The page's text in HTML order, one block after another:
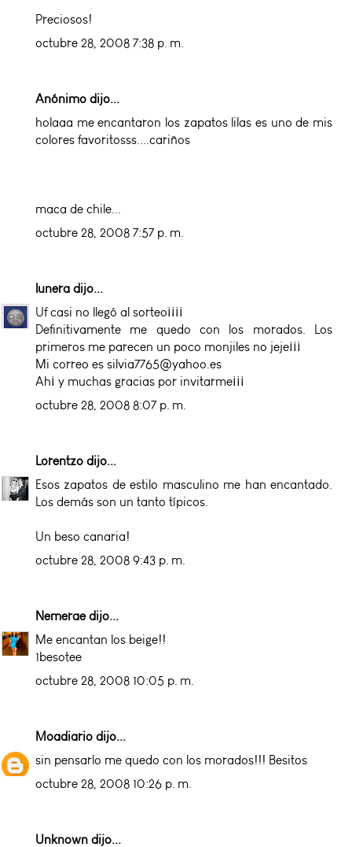
Preciosos!
octubre 28, 2008 7:38 p. m.
Anónimo dijo...
holaaa me encantaron los zapatos lilas es uno de mis
colores favoritosss....cariños
maca de chile...
octubre 28, 2008 7:57 p. m.
lunera dijo...
Uf casi no llegó al sorteo¡¡¡¡
Definitivamente me quedo con los morados. Los
primeros me parecen un poco monjiles no jeje¡¡¡
Mi correo es silvia7765@yahoo.es
Ah¡ y muchas gracias por invitarme¡¡¡
octubre 28, 2008 8:07 p. m.
Lorentzo dijo...
Esos zapatos de estilo masculino me han encantado.
Los demás son un tanto típicos.
Un beso canaria!
octubre 28, 2008 9:43 p. m.
Nemeraedijo...
Me encantan los beige!!
1besotee
octubre 28, 2008 10:05 p. m.
Moadiario dijo...
sin pensarlo me quedo con los morados!!! Besitos
octubre 28, 2008 10:26 p. m.
Unknown dijo...